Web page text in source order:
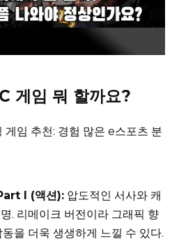
게임 뭐 할까요?
게임 추천: 경험 많은 e스포츠 분
I (액션): 압도적인 서사와 캐
. 리메이크 버전이라 그래픽 향
을 더욱 생생하게 느낄 수 있다.